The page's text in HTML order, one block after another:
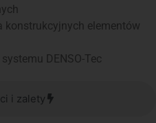
i zalety
konstrukcyjnych elementów
DENSO-Tec